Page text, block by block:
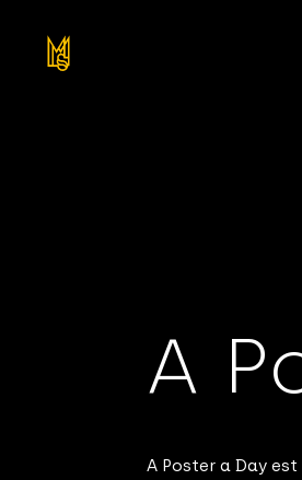
A
A Poster a Day